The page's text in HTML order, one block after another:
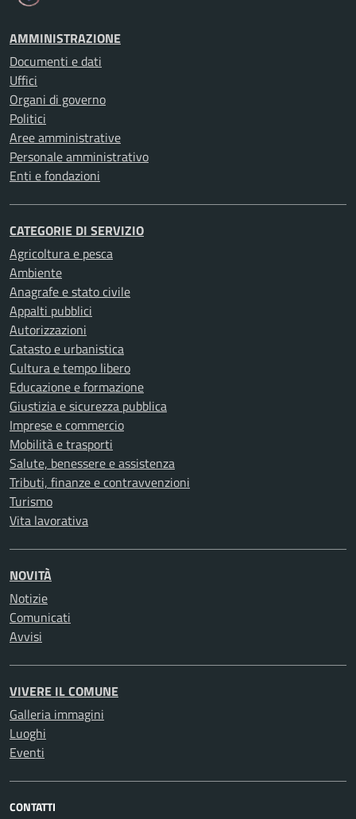
AMMINISTRAZIONE
Documenti e dati
Uffici
Organi di governo
Politici
Aree amministrative
Personale amministrativo
Enti e fondazioni
CATEGORIE DI SERVIZIO
Agricoltura e pesca
Ambiente
Anagrafe e stato civile
Appalti pubblici
Autorizzazioni
Catasto e urbanistica
Cultura e tempo libero
Educazione e formazione
Giustizia e sicurezza pubblica
Imprese e commercio
Mobilità e trasporti
Salute, benessere e assistenza
Tributi, finanze e contravvenzioni
Turismo
Vita lavorativa
NOVITÀ
Notizie
Comunicati
Avvisi
VIVERE IL COMUNE
Galleria immagini
Luoghi
Eventi
CONTATTI